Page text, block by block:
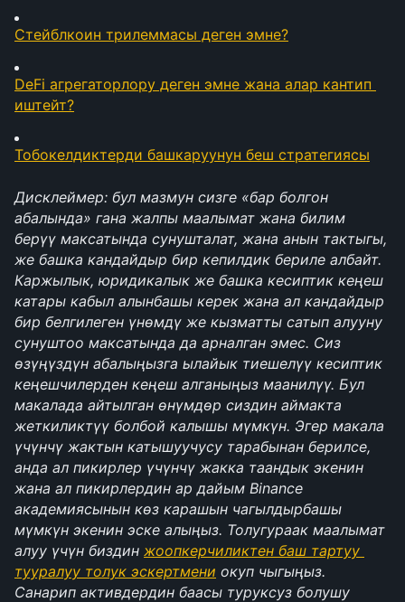
Стейблкоин трилеммасы деген эмне?
DeFi агрегаторлору деген эмне жана алар кантип
иштейт?
Тобокелдиктерди башкаруунун беш стратегиясы
Дисклеймер: бул мазмун сизге «бар болгон
абалында» гана жалпы маалымат жана билим
берүү максатында сунушталат, жана анын тактыгы,
же башка кандайдыр бир кепилдик бериле албайт.
Каржылык, юридикалык же башка кесиптик кеңеш
катары кабыл алынбашы керек жана ал кандайдыр
бир белгилеген үнөмдү же кызматты сатып алууну
сунуштоо максатында да арналган эмес. Сиз
өзүңүздүн абалыңызга ылайык тиешелүү кесиптик
кеңешчилерден кеңеш алганыңыз маанилүү. Бул
макалада айтылган өнүмдөр сиздин аймакта
жеткиликтүү болбой калышы мүмкүн. Эгер макала
үчүнчү жактын катышуучусу тарабынан берилсе,
анда ал пикирлер үчүнчү жакка таандык экенин
жана ал пикирлердин ар дайым Binance
академиясынын көз карашын чагылдырбашы
мүмкүн экенин эске алыңыз. Толугураак маалымат
алуу үчүн биздин жоопкерчиликтен баш тартуу
тууралуу толук эскертмени окуп чыгыңыз.
Санарип активдердин баасы туруксуз болушу